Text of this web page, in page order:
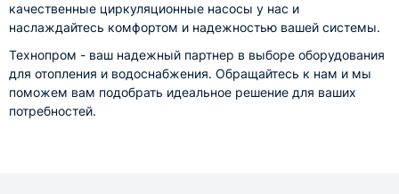
качественные циркуляционные насосы у нас и
наслаждайтесь комфортом и надежностью вашей системы.
Технопром - ваш надежный партнер в выборе оборудования
для отопления и водоснабжения. Обращайтесь к нам и мы
поможем вам подобрать идеальное решение для ваших
потребностей.